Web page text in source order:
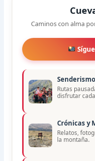
Caminos con alma
Rutas
disfrutar
Crónicas y
Relatos,
la montaña.